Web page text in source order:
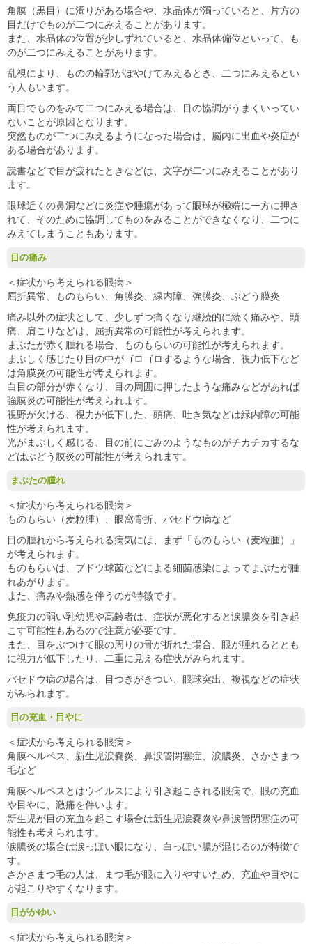
角膜（黒目）に濁りがある場合や、水晶体が濁っていると、片方の
目だけでものが二つにみえることがあります。
また、水晶体の位置が少しずれていると、水晶体偏位といって、も
のが二つにみえることがあります。
乱視により、ものの輪郭がぼやけてみえるとき、二つにみえるとい
う人もいます。
両目でものをみて二つにみえる場合は、目の協調がうまくいってい
ないことが原因となります。
突然ものが二つにみえるようになった場合は、脳内に出血や炎症が
ある場合があります。
読書などで目が疲れたときなどは、文字が二つにみえることがあり
ます。
眼球近くの鼻洞などに炎症や腫瘍があって眼球が極端に一方に押さ
れて、そのために協調してものをみることができなくなり、二つに
みえてしまうこともあります。
目の痛み
＜症状から考えられる眼病＞
屈折異常、ものもらい、角膜炎、緑内障、強膜炎、ぶどう膜炎
痛み以外の症状として、少しずつ痛くなり継続的に続く痛みや、頭
痛、肩こりなどは、屈折異常の可能性が考えられます。
まぶたが赤く腫れる場合、ものもらいの可能性が考えられます。
まぶしく感じたり目の中がゴロゴロするような場合、視力低下など
は角膜炎の可能性が考えられます。
白目の部分が赤くなり、目の周囲に押したような痛みなどがあれば
強膜炎の可能性が考えられます。
視野が欠ける、視力が低下した、頭痛、吐き気などは緑内障の可能
性が考えられます。
光がまぶしく感じる、目の前にごみのようなものがチカチカするな
どはぶどう膜炎の可能性が考えられます。
まぶたの腫れ
＜症状から考えられる眼病＞
ものもらい（麦粒腫）、眼窩骨折、バセドウ病など
目の腫れから考えられる病気には、まず「ものもらい（麦粒腫）」
が考えられます。
ものもらいは、ブドウ球菌などによる細菌感染によってまぶたが腫
れあがります。
また、痛みや熱感を伴うのが特徴です。
免疫力の弱い乳幼児や高齢者は、症状が悪化すると涙膿炎を引き起
こす可能性もあるので注意が必要です。
また、目をぶつけて眼の周りの骨が折れた場合、眼が腫れるととも
に視力が低下したり、二重に見える症状がみられます。
バセドウ病の場合は、目つきがきつい、眼球突出、複視などの症状
がみられます。
目の充血・目やに
＜症状から考えられる眼病＞
角膜ヘルペス、新生児涙嚢炎、鼻涙管閉塞症、涙膿炎、さかさまつ
毛など
角膜ヘルペスとはウイルスにより引き起こされる眼病で、眼の充血
や目やに、激痛を伴います。
新生児が目の充血を起こす場合は新生児涙嚢炎や鼻涙管閉塞症の可
能性も考えられます。
涙膿炎の場合は涙っぽい眼になり、白っぽい膿が混じるのが特徴で
す。
さかさまつ毛の人は、まつ毛が眼に入りやすいため、充血や目やに
が起こりやすくなります。
目がかゆい
＜症状から考えられる眼病＞